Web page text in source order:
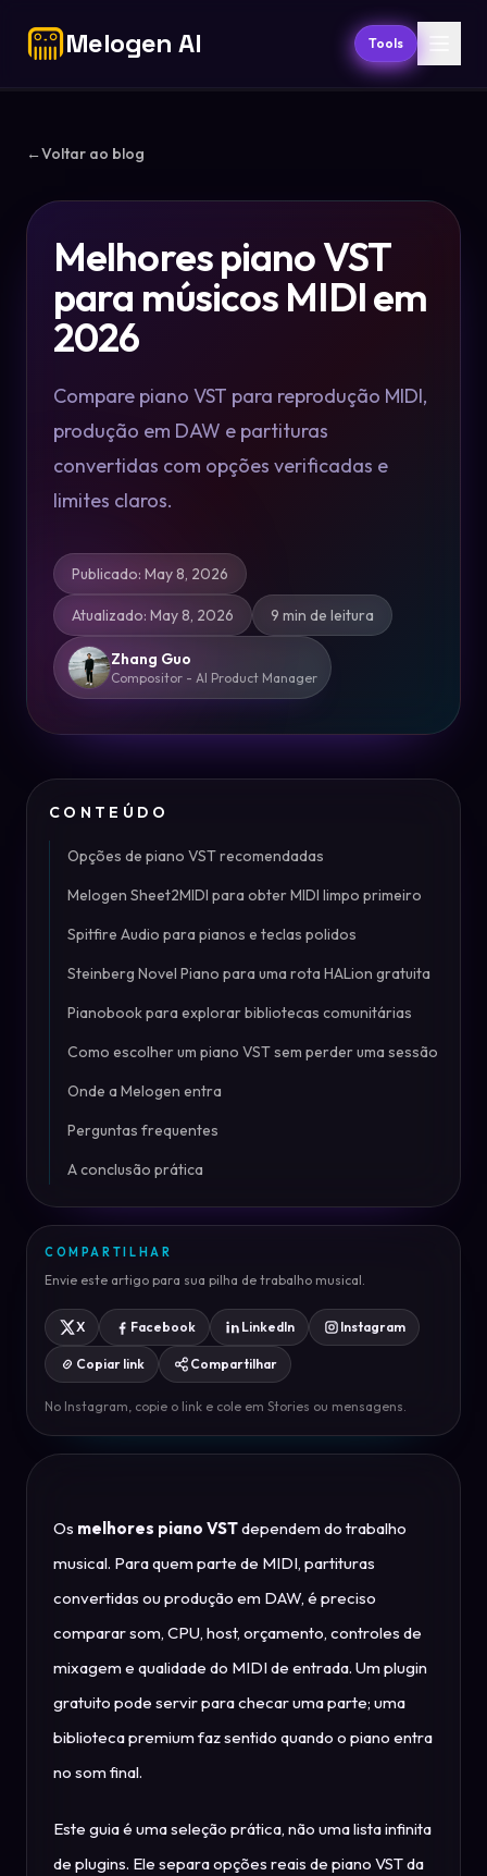
Melogen AI Tools
←Voltar ao blog
Melhores piano VST
para músicos MIDI em
2026
Compare piano VST para reprodução MIDI,
produção em DAW e partituras
convertidas com opções verificadas e
limites claros.
Publicado: May 8, 2026
Atualizado: May 8, 2026 9 min de leitura
Zhang Guo
Compositor - AI Product Manager
CONTEÚDO
Opções de piano VST recomendadas
Melogen Sheet2MIDI para obter MIDI limpo primeiro
Spitfire Audio para pianos e teclas polidos
Steinberg Novel Piano para uma rota HALion gratuita
Pianobook para explorar bibliotecas comunitárias
Como escolher um piano VST sem perder uma sessão
Onde a Melogen entra
Perguntas frequentes
A conclusão prática
COMPARTILHAR
Envie este artigo para sua pilha de trabalho musical.
X Facebook LinkedIn Instagram
Copiar link Compartilhar
No Instagram, copie o link e cole em Stories ou mensagens.
Os melhores piano VSTdependem do trabalho
musical. Para quem parte de MIDI, partituras
convertidas ou produção em DAW, é preciso
comparar som, CPU, host, orçamento, controles de
mixagem e qualidade do MIDI de entrada. Um plugin
gratuito pode servir para checar uma parte; uma
biblioteca premium faz sentido quando o piano entra
no som final.
Este guia é uma seleção prática, não uma lista infinita
de plugins. Ele separa opções reais de piano VST da